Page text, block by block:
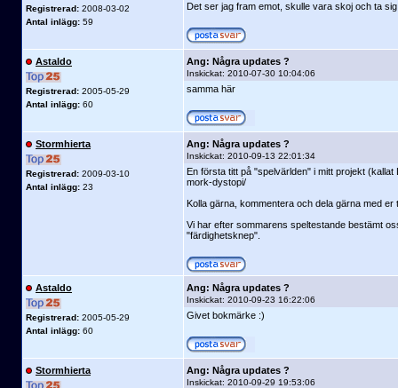
Registrerad: 2008-03-02
Antal inlägg: 59
Det ser jag fram emot, skulle vara skoj och ta
Astaldo
Registrerad: 2005-05-29
Antal inlägg: 60
Ang: Några updates ?
Inskickat: 2010-07-30 10:04:06
samma här
Stormhierta
Registrerad: 2009-03-10
Antal inlägg: 23
Ang: Några updates ?
Inskickat: 2010-09-13 22:01:34
En första titt på "spelvärlden" i mitt projekt
mork-dystopi/
Kolla gärna, kommentera och dela gärna med er
Vi har efter sommarens speltestande bestämt
"färdighetsknep".
Astaldo
Registrerad: 2005-05-29
Antal inlägg: 60
Ang: Några updates ?
Inskickat: 2010-09-23 16:22:06
Givet bokmärke :)
Stormhierta Ang: Några updates ?
Inskickat: 2010-09-29 19:53:06